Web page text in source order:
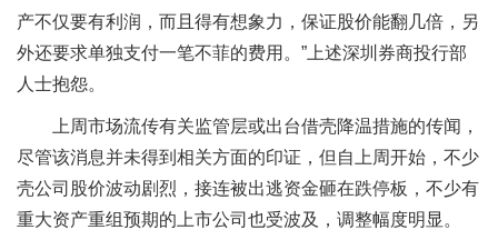
产不仅要有利润，而且得有想象力，保证股价能翻几倍，另
外还要求单独支付一笔不菲的费用。”上述深圳券商投行部
人士抱怨。
上周市场流传有关监管层或出台借壳降温措施的传闻，
尽管该消息并未得到相关方面的印证，但自上周开始，不少
壳公司股价波动剧烈，接连被出逃资金砸在跌停板，不少有
重大资产重组预期的上市公司也受波及，调整幅度明显。